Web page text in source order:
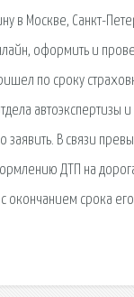
в Москве, Санкт-
оформить и
по сроку
автоэкспертизы
В связи
ДТП на
окончанием срока